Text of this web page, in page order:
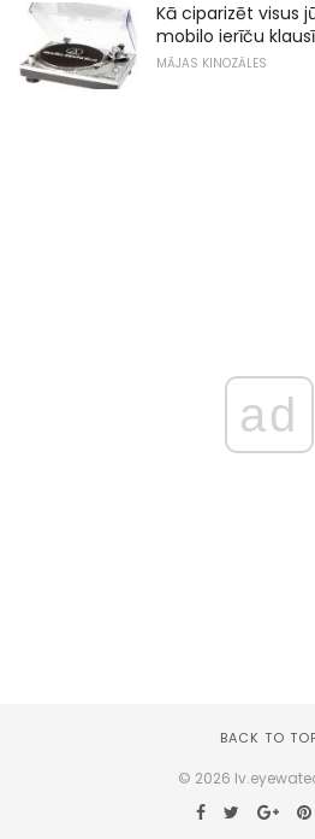
Kā ciparizēt visus
mobilo ierīču
MĀJAS KINOZĀLES
ad
BACK TO
© 2026